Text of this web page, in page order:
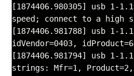
[1874406.980305] usb 1-
speed; connect to a high
[1874406.981788] usb 1-
idVendor=0403,
[1874406.981794] usb 1-
strings: Mfr=1, Product=2,